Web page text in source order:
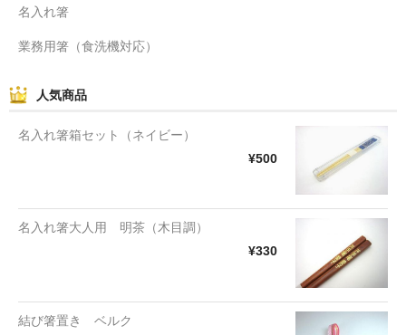
名入れ箸
業務用箸（食洗機対応）
人気商品
名入れ箸箱セット（ネイビー）
¥500
名入れ箸大人用 明茶（木目調）
¥330
結び箸置き ベルク